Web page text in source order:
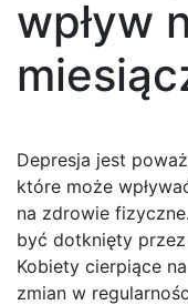
wpływ
Depresja jest
które może
na zdrowie
być dotknięty
Kobiety cierpiące
zmian w